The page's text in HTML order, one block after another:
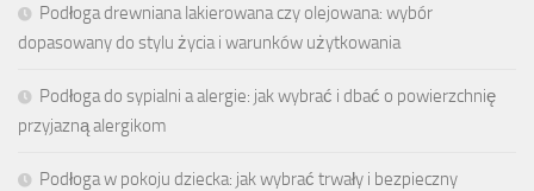
Podłoga drewniana lakierowana czy olejowana: wybór
dopasowany do stylu życia i warunków użytkowania
Podłoga do sypialni a alergie: jak wybrać i dbać o powierzchnię
przyjazną alergikom
Podłoga w pokoju dziecka: jak wybrać trwały i bezpieczny